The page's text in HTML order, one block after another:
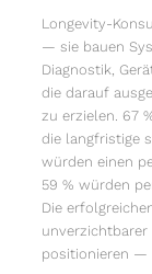
Longevity-
— sie bauen
Diagnostik,
die darauf
zu erzielen. 67
die langfristige
würden einen
59 % würden
Die
positionieren —